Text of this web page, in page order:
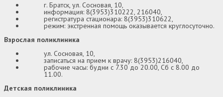
г. Братск, ул. Сосновая, 10,
информация: 8(3953)310222, 216040,
регистратура стационара: 8(3953)310622,
режим: экстренная помощь оказывается круглосуточно.
Взрослая поликлиника
ул. Сосновая, 10,
записаться на прием к врачу: 8(3953)216040,
рабочие часы: будни с 7.30 до 20.00, Сб с 8.00 до
11.00.
Детская поликлиника